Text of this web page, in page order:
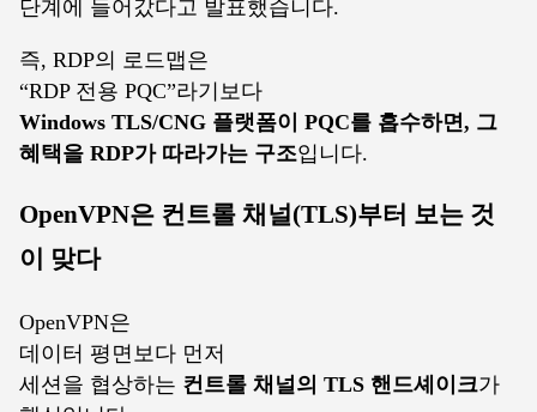
단계에 들어갔다고 발표했습니다.
즉, RDP의 로드맵은
“RDP 전용 PQC”라기보다
Windows TLS/CNG 플랫폼이 PQC를 흡수하면, 그
혜택을 RDP가 따라가는 구조입니다.
OpenVPN은 컨트롤 채널(TLS)부터 보는 것
이 맞다
OpenVPN은
데이터 평면보다 먼저
세션을 협상하는 컨트롤 채널의 TLS 핸드셰이크가